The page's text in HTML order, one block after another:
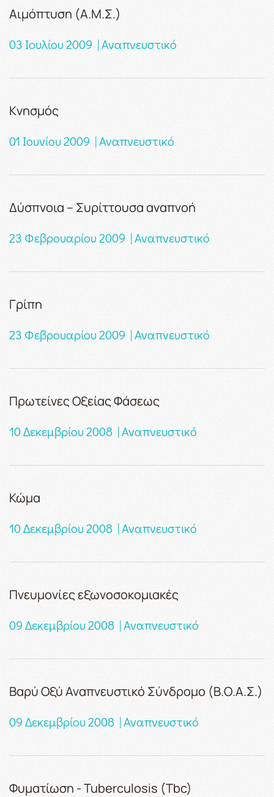
Αιμόπτυση (Α.Μ.Σ.)
03 Ιουλίου 2009 | Αναπνευστικό
Κνησμός
01 Ιουνίου 2009 | Αναπνευστικό
Δύσπνοια – Συρίττουσα αναπνοή
23 Φεβρουαρίου 2009 | Αναπνευστικό
Γρίπη
23 Φεβρουαρίου 2009 | Αναπνευστικό
Πρωτείνες Οξείας Φάσεως
10 Δεκεμβρίου 2008 | Αναπνευστικό
Κώμα
10 Δεκεμβρίου 2008 | Αναπνευστικό
Πνευμονίες εξωνοσοκομιακές
09 Δεκεμβρίου 2008 | Αναπνευστικό
Βαρύ Οξύ Αναπνευστικό Σύνδρομο (Β.Ο.Α.Σ.)
09 Δεκεμβρίου 2008 | Αναπνευστικό
Φυματίωση - Tuberculosis (Tbc)